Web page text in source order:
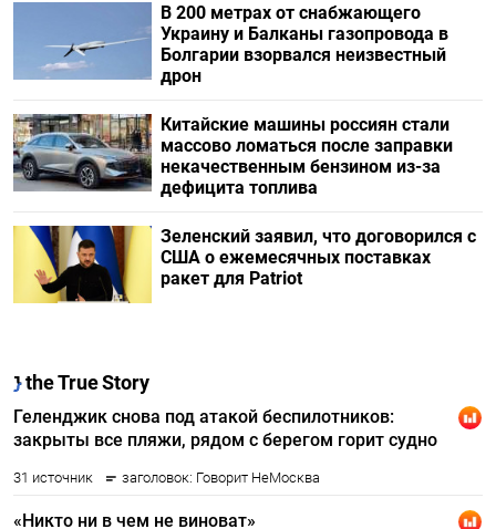
В 200 метрах от снабжающего
Украину и Балканы газопровода в
Болгарии взорвался неизвестный
дрон
Китайские машины россиян стали
массово ломаться после заправки
некачественным бензином из-за
дефицита топлива
Зеленский заявил, что договорился с
США о ежемесячных поставках
ракет для Patriot